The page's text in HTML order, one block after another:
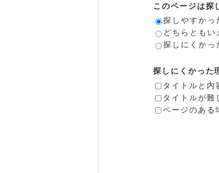
このページは探
探しやすかっ
どちらともい
探しにくかっ
探しにくかった
タイトルと内
タイトルが難
ページのある